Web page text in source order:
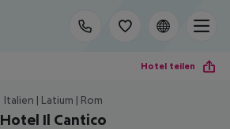
Hotel teilen
Italien | Latium | Rom
Hotel Il Cantico